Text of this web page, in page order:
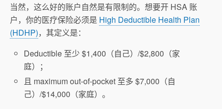
当然，这么好的账户自然是有限制的。想要开 HSA 账
户，你的医疗保险必须是 High Deductible Health Plan
(HDHP)，其定义是：
Deductible 至少 $1,400（自己）/$2,800（家
庭）；
且 maximum out-of-pocket 至多 $7,000（自
己）/$14,000（家庭）。